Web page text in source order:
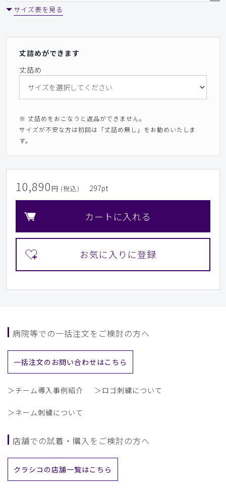
サイズ表を見る
丈詰めができます
丈詰め
※ 丈詰めをおこなうと返品ができません。
サイズが不安な方は初回は「丈詰め無し」をお勧めいたしま
す。
10,890 円 (税込) 297pt
カートに入れる
病院等での一括注文をご検討の方へ
一括注文のお問い合わせはこちら
＞チーム導入事例紹介 ＞ロゴ刺繍について
＞ネーム刺繍について
店舗での試着・購入をご検討の方へ
クラシコの店舗一覧はこちら